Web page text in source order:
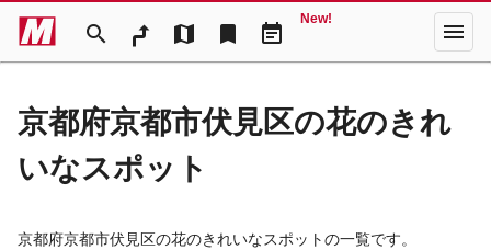
search map bookmark event_note
New! menu
京都府京都市伏見区の花のきれ
いなスポット
京都府京都市伏見区の花のきれいなスポットの一覧です。